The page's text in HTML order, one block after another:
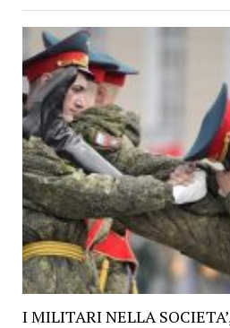
I MILITARI NELLA